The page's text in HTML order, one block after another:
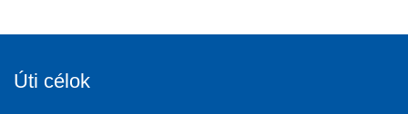
Úti célok